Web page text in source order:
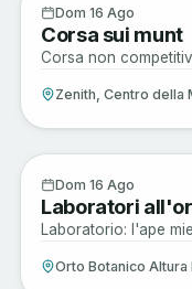
Enogastronomia
Dom 16 Ago
Corsa sui munt
Corsa non
Zenith, Centro della
Sagre e Tradizioni
Dom 16 Ago
Laboratori
Laboratorio: l'ape
Orto Botanico Altura